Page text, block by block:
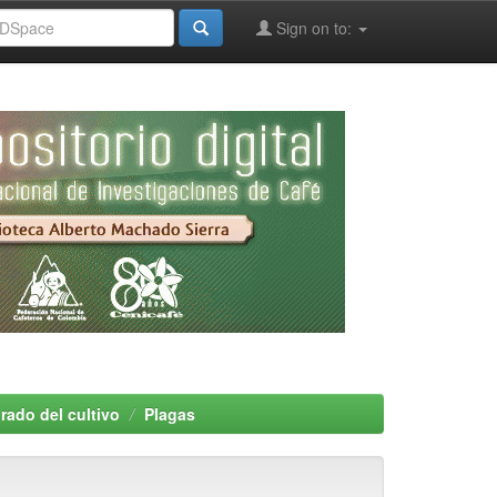
Sign on to:
del cultivo Plagas